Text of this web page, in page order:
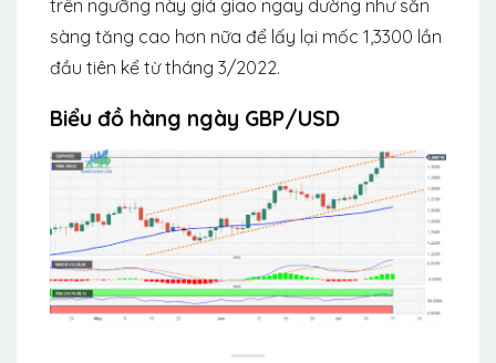
trên ngưỡng này giá giao ngay dường như sẵn
sàng tăng cao hơn nữa để lấy lại mốc 1,3300 lần
đầu tiên kể từ tháng 3/2022.
Biểu đồ hàng ngày GBP/USD